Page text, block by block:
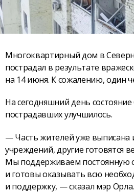
Многоквартирный дом в
пострадал в результате
на 14 июня. К сожалению, один
На сегодняшний день
пострадавших улучшилось.
— Часть жителей уже выписана
учреждений, другие готовятся
Мы поддерживаем постоянную
и готовы оказывать всю
и поддержку, — сказал мэр Орла.